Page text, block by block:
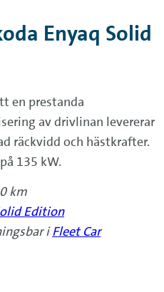
Enyaq Solid
en prestanda
av drivlinan levererar
räckvidd och hästkrafter.
135 kW.
km
Edition
iFleet Car